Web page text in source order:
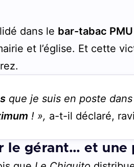
dans le bar-tabac
et l’église. Et cette
que je suis en poste
! », a-t-il déclaré,
le gérant… et une